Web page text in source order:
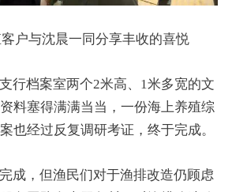
户与沈晨一同分享丰收的喜悦
行档案室两个2米高、1米多宽的文
料塞得满满当当，一份海上养殖综
也经过反复调研考证，终于完成。
成，但渔民们对于渔排改造仍顾虑